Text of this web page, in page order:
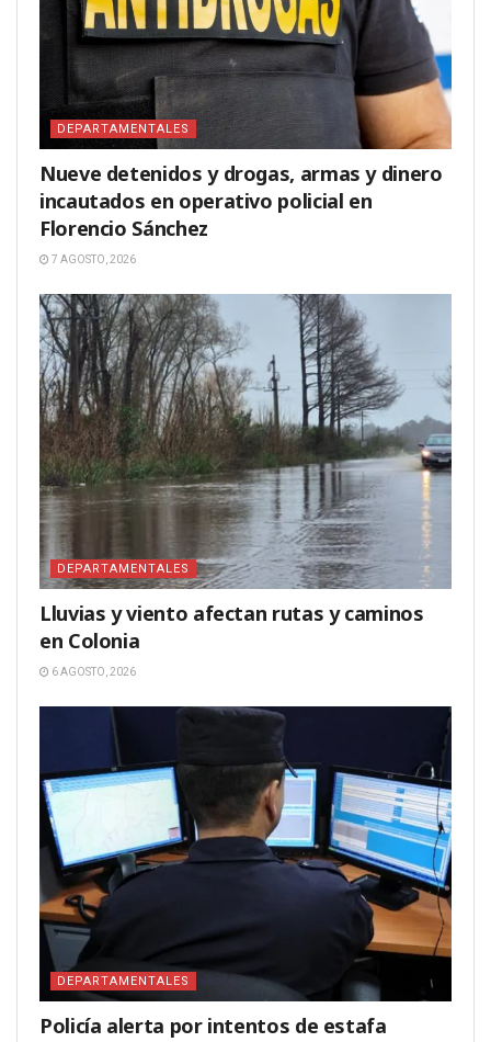
DEPARTAMENTALES
Nueve detenidos y drogas, armas y dinero
incautados en operativo policial en
Florencio Sánchez
7 AGOSTO, 2026
DEPARTAMENTALES
Lluvias y viento afectan rutas y caminos
en Colonia
6 AGOSTO, 2026
DEPARTAMENTALES
Policía alerta por intentos de estafa